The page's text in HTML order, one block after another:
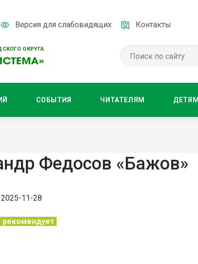
ОКРУГА
Версия для слабовидящих Контакты
СОБЫТИЯ ЧИТАТЕЛЯМ ДЕТЯМ
Федосов «Бажов»
11-28
рекомендует